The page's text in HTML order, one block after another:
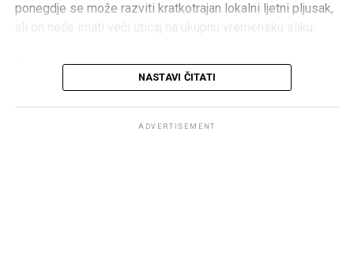
Mail
ponegdje se može razviti kratkotrajan lokalni ljetni pljusak,
ali on neće imati veći uticaj na ukupnu vremensku sliku.
Posebno će neugodne postati noći. Iako se dani
postepeno skraćuju, temperature će nastaviti rasti, pa će
NASTAVI ČITATI
ADVERTISEMENT